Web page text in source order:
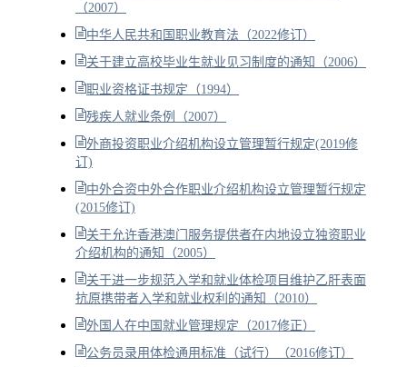
（2007）
中华人民共和国职业教育法（2022修订）
关于建立高校毕业生就业见习制度的通知（2006）
职业资格证书规定（1994）
残疾人就业条例（2007）
外商投资职业介绍机构设立管理暂行规定(2019修
订)
中外合资中外合作职业介绍机构设立管理暂行规定
(2015修订)
关于允许香港澳门服务提供者在内地设立独资职业
介绍机构的通知（2005）
关于进一步规范入学和就业体检项目维护乙肝表面
抗原携带者入学和就业权利的通知（2010）
外国人在中国就业管理规定（2017修正）
公务员录用体检通用标准（试行）（2016修订）